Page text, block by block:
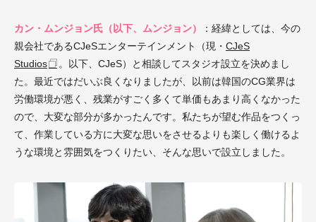
カン・ムンジョン氏（以下、ムンジョン）
：経緯としては、今の
親会社であるCJeSエンターテインメント（現・ CJeS
Studios
。以下、CJeS）と相談してスタジオ設立を決めまし
た。最近ではだいぶ良くなりましたが、以前は韓国のCG業界は
労働環境が悪く、残業がすごく多くて単価もあまり高くなかった
ので、大変な部分が多かったんです。私たちが望む作品をつくっ
て、作業している方に大変な思いをさせるよりも楽しく働けるよ
うな環境と雰囲気をつくりたい、そんな思いで設立しました。